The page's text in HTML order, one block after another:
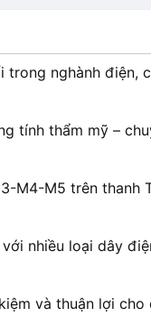
nghành điện,
tính thẩm mỹ –
M4-M5 trên thanh
nhiều loại dây
và thuận lợi cho